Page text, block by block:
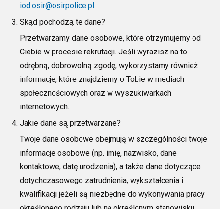
iod.osir@osirpolice.pl.
Skąd pochodzą te dane?
Przetwarzamy dane osobowe, które otrzymujemy od
Ciebie w procesie rekrutacji. Jeśli wyrazisz na to
odrębną, dobrowolną zgodę, wykorzystamy również
informacje, które znajdziemy o Tobie w mediach
społecznościowych oraz w wyszukiwarkach
internetowych.
Jakie dane są przetwarzane?
Twoje dane osobowe obejmują w szczególności twoje
informacje osobowe (np. imię, nazwisko, dane
kontaktowe, datę urodzenia), a także dane dotyczące
dotychczasowego zatrudnienia, wykształcenia i
kwalifikacji jeżeli są niezbędne do wykonywania pracy